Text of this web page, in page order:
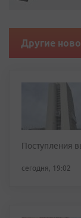
Другие
Поступления
сегодня, 19:02